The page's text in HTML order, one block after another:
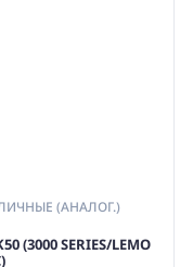
(АНАЛОГ.)
(3000 SERIES/LEMO